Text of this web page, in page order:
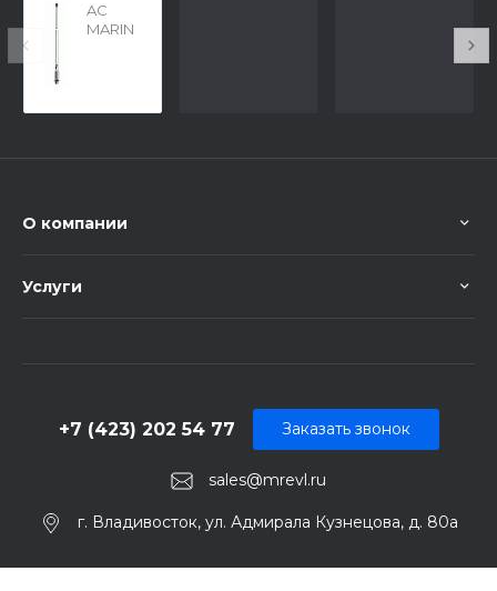
AC
MARIN
О компании
Услуги
sales@mrevl.ru
+7 (423) 202 54 77
г. Владивосток, ул. Адмирала Кузнецова, д. 80а
Заказать звонок